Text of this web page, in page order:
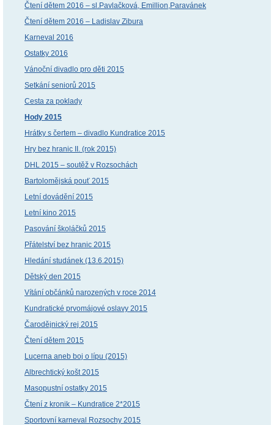
Čtení dětem 2016 – sl.Pavlačková, Emillion,Paravánek
Čtení dětem 2016 – Ladislav Zibura
Karneval 2016
Ostatky 2016
Vánoční divadlo pro děti 2015
Setkání seniorů 2015
Cesta za poklady
Hody 2015
Hrátky s čertem – divadlo Kundratice 2015
Hry bez hranic II. (rok 2015)
DHL 2015 – soutěž v Rozsochách
Bartolomějská pouť 2015
Letní dovádění 2015
Letní kino 2015
Pasování školáčků 2015
Přátelství bez hranic 2015
Hledání studánek (13.6.2015)
Dětský den 2015
Vítání občánků narozených v roce 2014
Kundratické prvomájové oslavy 2015
Čarodějnický rej 2015
Čtení dětem 2015
Lucerna aneb boj o lípu (2015)
Albrechtický košt 2015
Masopustní ostatky 2015
Čtení z kronik – Kundratice 2*2015
Sportovní karneval Rozsochy 2015